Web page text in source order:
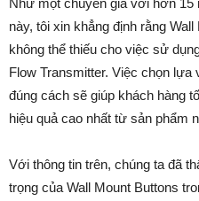
này, tôi xin khẳng định rằng
không thể thiếu cho việc sử
Flow Transmitter. Việc chọn lựa
đúng cách sẽ giúp khách hàng
hiệu quả cao nhất từ sản phẩm
Với thông tin trên, chúng ta đã
trọng của Wall Mount Buttons